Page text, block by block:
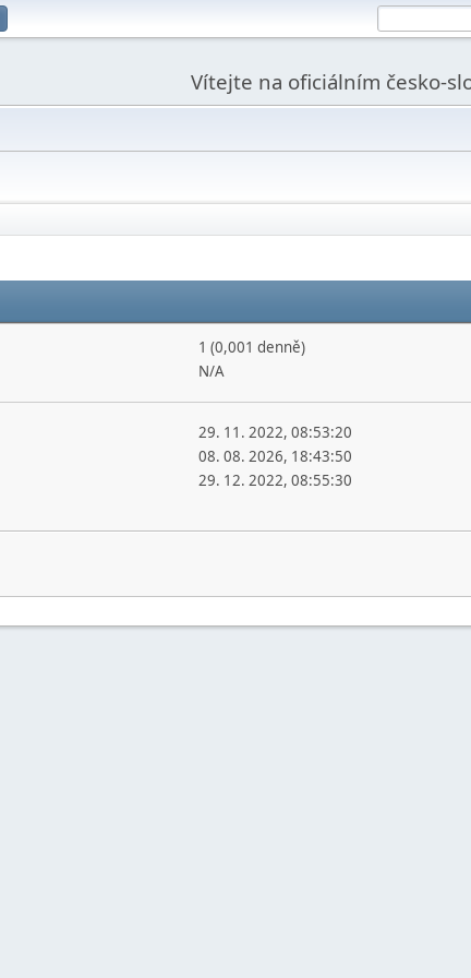
Vítejte na oficiálním česko-
1 (0,001 denně)
N/A
29. 11. 2022, 08:53:20
08. 08. 2026, 18:43:50
29. 12. 2022, 08:55:30